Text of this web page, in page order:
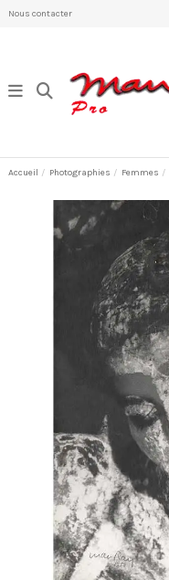
Nous contacter
Accueil Photographies Femmes